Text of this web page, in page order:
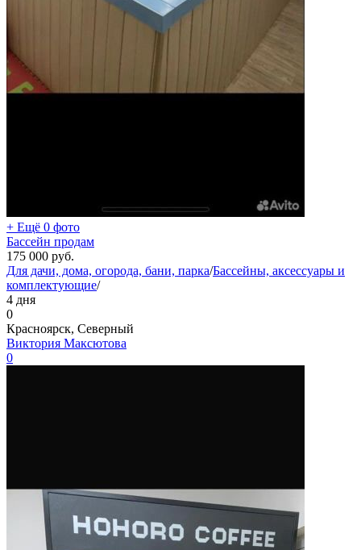
+ Ещё 0 фото
Бассейн продам
175 000 руб.
Для дачи, дома, огорода, бани, парка/Бассейны, аксессуары и
комплектующие/
4 дня
0
Красноярск, Северный
Виктория Максютова
0